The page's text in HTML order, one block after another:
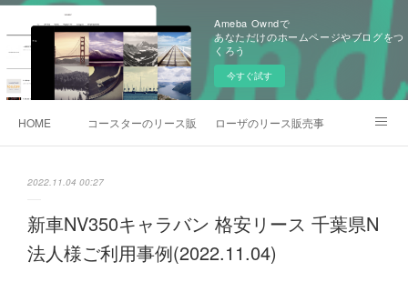
Ameba Owndで
あなただけのホームページやブログをつ
くろう
今すぐ試す
HOME コースターのリース販売事例ローザのリース販売事例
2022.11.04 00:27
新車NV350キャラバン 格安リース 千葉県N
法人様ご利用事例(2022.11.04)